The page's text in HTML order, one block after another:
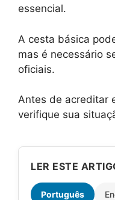
essencial.
A cesta básica
mas é necessário
oficiais.
Antes de acreditar
verifique sua
LER ESTE
Português